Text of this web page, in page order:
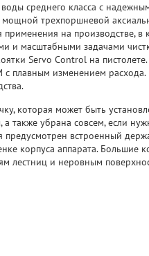
среднего класса с
мощной трехпоршневой
на производстве, в
и масштабными задачами
Servo Control на
с плавным изменением
которая может быть
также убрана совсем, если
предусмотрен встроенный
корпуса аппарата. Большие
лестниц и неровным